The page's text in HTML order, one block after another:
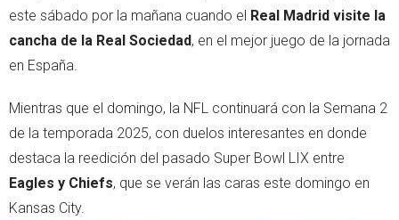
este sábado por la mañana cuando el Real Madrid visite la
cancha de la Real Sociedad, en el mejor juego de la jornada
en España.
Mientras que el domingo, la NFL continuará con la Semana 2
de la temporada 2025, con duelos interesantes en donde
destaca la reedición del pasado Super Bowl LIX entre
Eagles y Chiefs, que se verán las caras este domingo en
Kansas City.